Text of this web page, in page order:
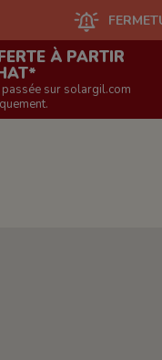
FERMETURE
À PARTIR
sur solargil.com